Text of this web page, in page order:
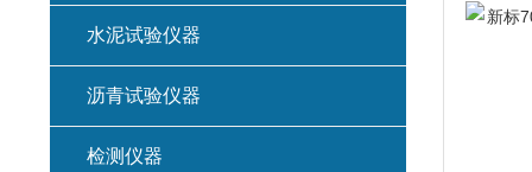
水泥试验仪器
沥青试验仪器
检测仪器